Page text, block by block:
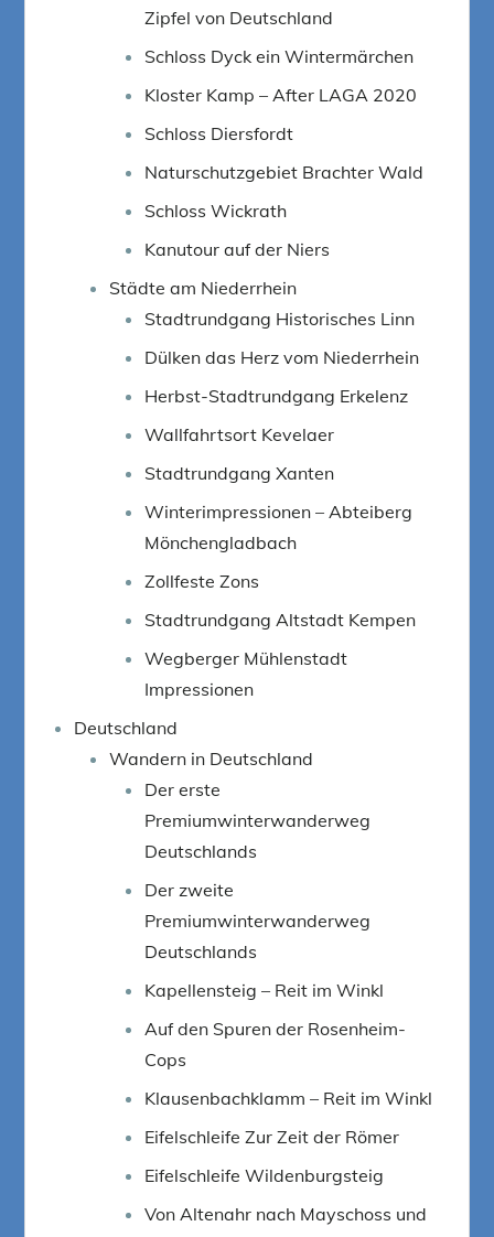
Zipfel von Deutschland
Schloss Dyck ein Wintermärchen
Kloster Kamp – After LAGA 2020
Schloss Diersfordt
Naturschutzgebiet Brachter Wald
Schloss Wickrath
Kanutour auf der Niers
Städte am Niederrhein
Stadtrundgang Historisches Linn
Dülken das Herz vom Niederrhein
Herbst-Stadtrundgang Erkelenz
Wallfahrtsort Kevelaer
Stadtrundgang Xanten
Winterimpressionen – Abteiberg
Mönchengladbach
Zollfeste Zons
Stadtrundgang Altstadt Kempen
Wegberger Mühlenstadt
Impressionen
Deutschland
Wandern in Deutschland
Der erste
Premiumwinterwanderweg
Deutschlands
Der zweite
Premiumwinterwanderweg
Deutschlands
Kapellensteig – Reit im Winkl
Auf den Spuren der Rosenheim-
Cops
Klausenbachklamm – Reit im Winkl
Eifelschleife Zur Zeit der Römer
Eifelschleife Wildenburgsteig
Von Altenahr nach Mayschoss und